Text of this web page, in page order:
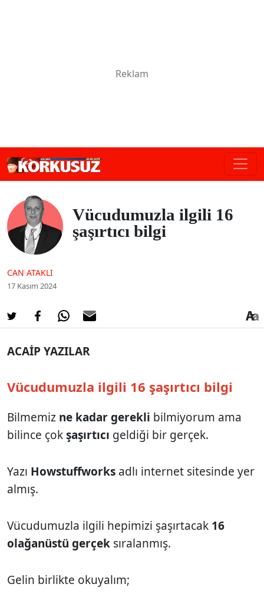
Vücudumuzla ilgili 16
şaşırtıcı bilgi
CAN ATAKLI
17 Kasım 2024
ACAİP YAZILAR
Vücudumuzla ilgili 16 şaşırtıcı bilgi
Bilmemiz ne kadar gerekli bilmiyorum ama
bilince çokşaşırtıcı geldiği bir gerçek.
Yazı Howstuffworks adlı internet sitesinde yer
almış.
Vücudumuzla ilgili hepimizi şaşırtacak 16
olağanüstü gerçek sıralanmış.
Gelin birlikte okuyalım;